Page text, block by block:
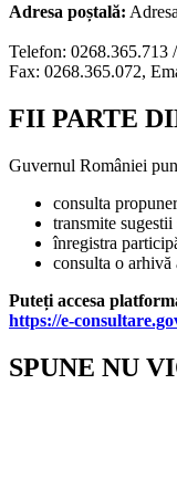
Adresa poștală:
Telefon: 0268.365.713
Fax: 0268.365.072,
FII PARTE
Guvernul României
consulta
transmite
înregistra
consulta o
Puteți accesa
https://e-
SPUNE NU